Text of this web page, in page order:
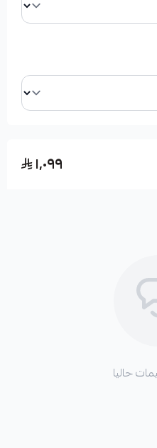
والجرانيت لضمان أقصى
١٬٠٩٩
حاليا